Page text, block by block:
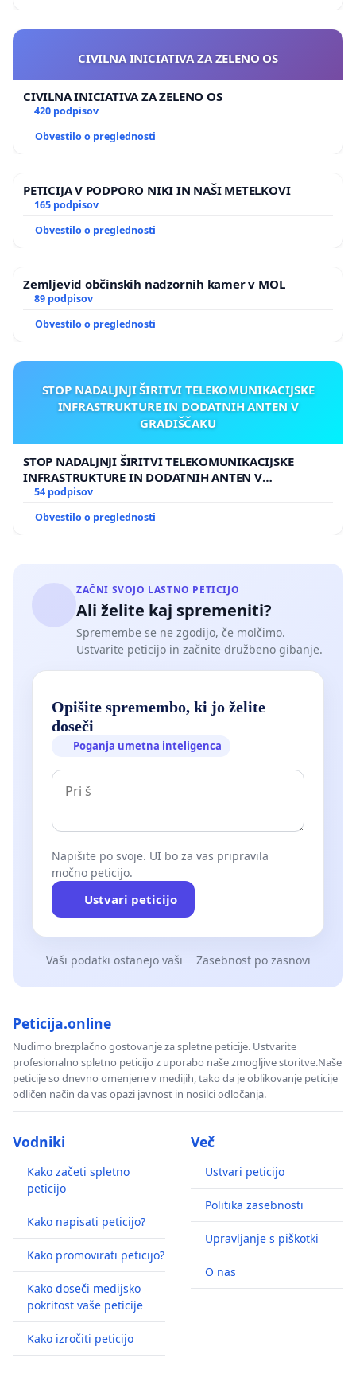
CIVILNA INICIATIVA ZA ZELENO OS
CIVILNA INICIATIVA ZA ZELENO OS
420 podpisov
Obvestilo o preglednosti
PETICIJA V PODPORO NIKI IN NAŠI METELKOVI
165 podpisov
Obvestilo o preglednosti
Zemljevid občinskih nadzornih kamer v MOL
89 podpisov
Obvestilo o preglednosti
STOP NADALJNJI ŠIRITVI TELEKOMUNIKACIJSKE
INFRASTRUKTURE IN DODATNIH ANTEN V
GRADIŠČAKU
STOP NADALJNJI ŠIRITVI TELEKOMUNIKACIJSKE
INFRASTRUKTURE IN DODATNIH ANTEN V
GRADIŠČAKU
54 podpisov
Obvestilo o preglednosti
ZAČNI SVOJO LASTNO PETICIJO
Ali želite kaj spremeniti?
Spremembe se ne zgodijo, če molčimo.
Ustvarite peticijo in začnite družbeno gibanje.
Opišite spremembo, ki jo želite
doseči
Poganja umetna inteligenca
Napišite po svoje. UI bo za vas pripravila
močno peticijo.
Ustvari peticijo
Vaši podatki ostanejo vaši Zasebnost po zasnovi
Peticija.online
Nudimo brezplačno gostovanje za spletne peticije. Ustvarite
profesionalno spletno peticijo z uporabo naše zmogljive storitve.Naše
peticije so dnevno omenjene v medijih, tako da je oblikovanje peticije
odličen način da vas opazi javnost in nosilci odločanja.
Vodniki
Kako začeti spletno
peticijo
Kako napisati peticijo?
Kako promovirati peticijo?
Kako doseči medijsko
pokritost vaše peticije
Kako izročiti peticijo
Več
Ustvari peticijo
Politika zasebnosti
Upravljanje s piškotki
O nas